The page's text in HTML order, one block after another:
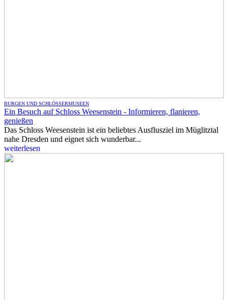
BURGEN UND SCHLÖSSERMUSEEN
Ein Besuch auf Schloss Weesenstein - Informieren, flanieren,
genießen
Das Schloss Weesenstein ist ein beliebtes Ausflusziel im Müglitztal
nahe Dresden und eignet sich wunderbar...
weiterlesen